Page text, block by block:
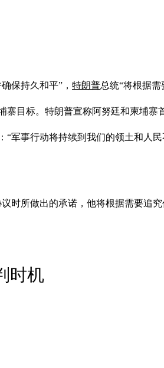
保持久和平”， 特朗普总统“将根据需
寨目标。特朗普宣称阿努廷和柬埔寨
“军事行动将持续到我们的领土和人
时所做出的承诺，他将根据需要追
时机